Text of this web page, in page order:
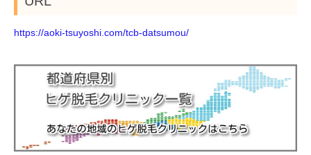
https://aoki-tsuyoshi.com/tcb-datsumou/